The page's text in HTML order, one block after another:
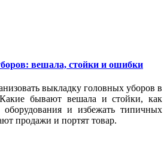
вешала, стойки и ошибки
выкладку головных уборов в
бывают вешала и стойки, как
оборудования и избежать типичных
продажи и портят товар.